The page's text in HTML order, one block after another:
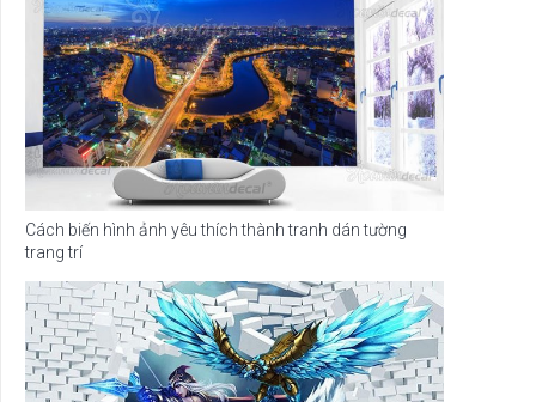
Cách biến hình ảnh yêu thích thành tranh dán tường
trang trí